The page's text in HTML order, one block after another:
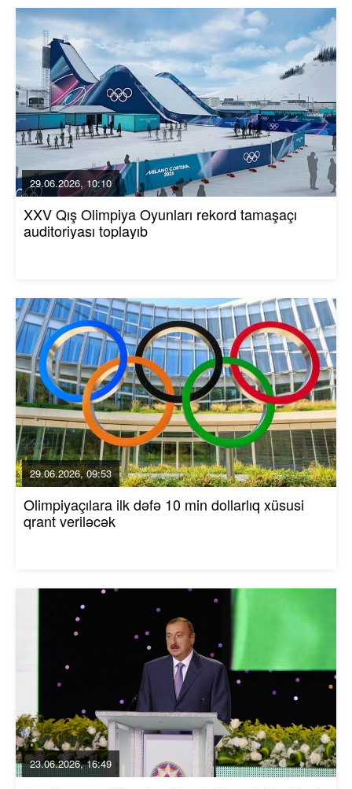
29.06.2026, 10:10
XXV Qış Olimpiya Oyunları rekord tamaşaçı
auditoriyası toplayıb
29.06.2026, 09:53
Olimpiyaçılara ilk dəfə 10 min dollarlıq xüsusi
qrant veriləcək
23.06.2026, 16:49